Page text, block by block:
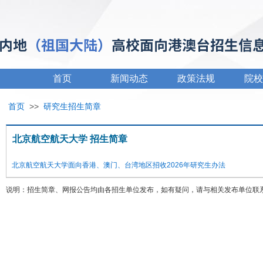
首页 新闻动态 政策法规 院
首页 >> 研究生招生简章
北京航空航天大学 招生简章
北京航空航天大学面向香港、澳门、台湾地区招收2026年研究生办法
说明：招生简章、网报公告均由各招生单位发布，如有疑问，请与相关发布单位